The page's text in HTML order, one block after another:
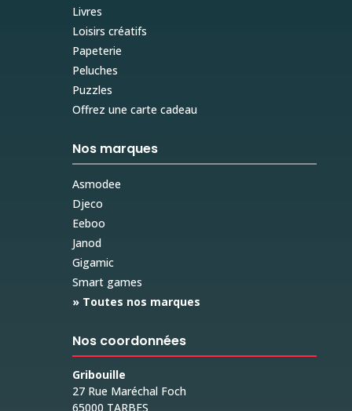
Livres
Loisirs créatifs
Papeterie
Peluches
Puzzles
Offrez une carte cadeau
Nos marques
Asmodee
Djeco
Eeboo
Janod
Gigamic
Smart games
» Toutes nos marques
Nos coordonnées
Gribouille
27 Rue Maréchal Foch
65000 TARBES